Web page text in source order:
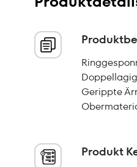
Gerippte
Produkt